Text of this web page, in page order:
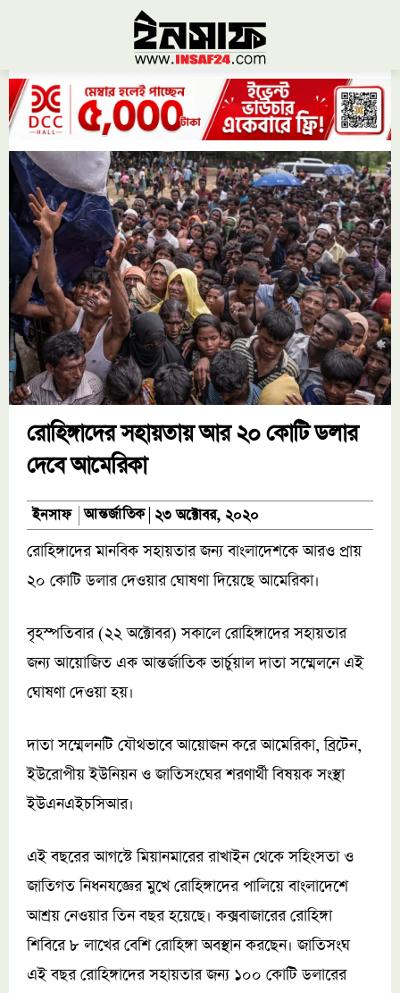
রোহিঙ্গাদের সহায়তায় আর ২০ কোটি ডলার
দেবে আমেরিকা
ইনসাফ আন্তর্জাতিক ২৩ অক্টোবর, ২০২০
রোহিঙ্গাদের মানবিক সহায়তার জন্য বাংলাদেশকে আরও প্রায়
২০ কোটি ডলার দেওয়ার ঘোষণা দিয়েছে আমেরিকা।
বৃহস্পতিবার (২২ অক্টোবর) সকালে রোহিঙ্গাদের সহায়তার
জন্য আয়োজিত এক আন্তর্জাতিক ভার্চুয়াল দাতা সম্মেলনে এই
ঘোষণা দেওয়া হয়।
দাতা সম্মেলনটি যৌথভাবে আয়োজন করে আমেরিকা, ব্রিটেন,
ইউরোপীয় ইউনিয়ন ও জাতিসংঘের শরণার্থী বিষয়ক সংস্থা
ইউএনএইচসিআর।
এই বছরের আগস্টে মিয়ানমারের রাখাইন থেকে সহিংসতা ও
জাতিগত নিধনযজ্ঞের মুখে রোহিঙ্গাদের পালিয়ে বাংলাদেশে
আশ্রয় নেওয়ার তিন বছর হয়েছে। কক্সবাজারের রোহিঙ্গা
শিবিরে ৮ লাখের বেশি রোহিঙ্গা অবস্থান করছেন। জাতিসংঘ
এই বছর রোহিঙ্গাদের সহায়তার জন্য ১০০ কোটি ডলারের